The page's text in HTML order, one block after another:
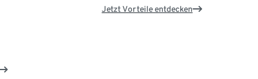
Jetzt Vorteile entdecken